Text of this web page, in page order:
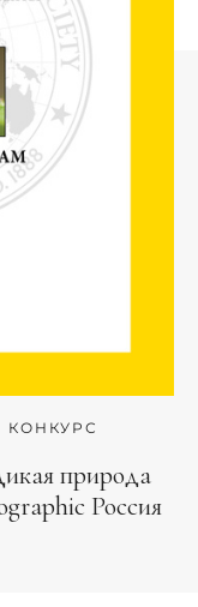
КОНКУРС
природа
Россия